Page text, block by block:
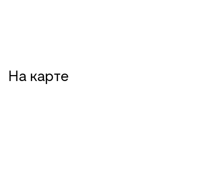
На карте